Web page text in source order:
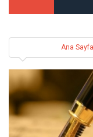
Ana Sayfa